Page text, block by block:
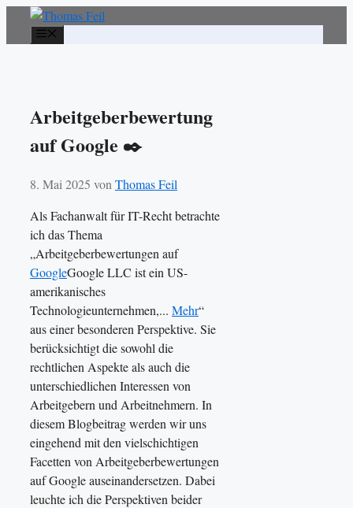
Arbeitgeberbewertung
auf Google ✒️
8. Mai 2025 von Thomas Feil
Als Fachanwalt für IT-Recht betrachte
ich das Thema
„Arbeitgeberbewertungen auf
GoogleGoogle LLC ist ein US-
amerikanisches
Technologieunternehmen,... Mehr“
aus einer besonderen Perspektive. Sie
berücksichtigt die sowohl die
rechtlichen Aspekte als auch die
unterschiedlichen Interessen von
Arbeitgebern und Arbeitnehmern. In
diesem Blogbeitrag werden wir uns
eingehend mit den vielschichtigen
Facetten von Arbeitgeberbewertungen
auf Google auseinandersetzen. Dabei
leuchte ich die Perspektiven beider